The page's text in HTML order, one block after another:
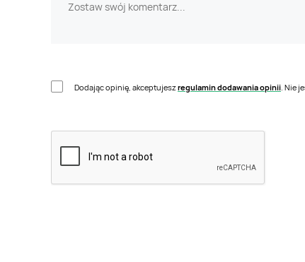
Dodając opinię, akceptujeszregulamin dodawania opinii . Nie